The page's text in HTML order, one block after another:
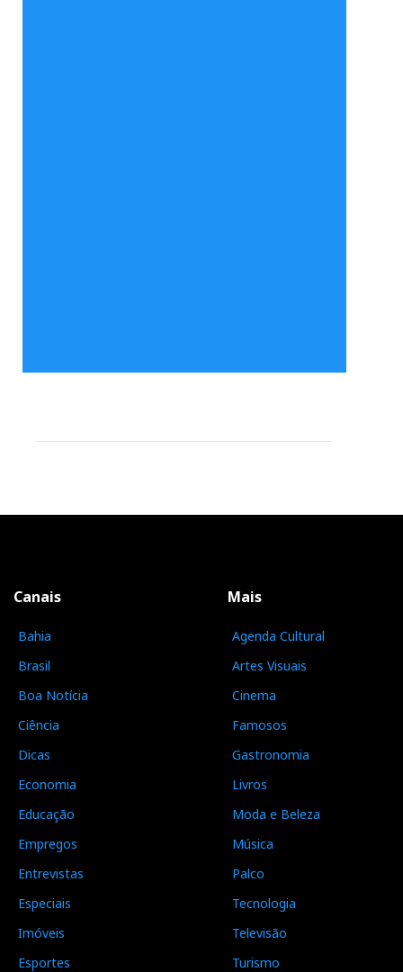
Canais
Bahia
Brasil
Boa Notícia
Ciência
Dicas
Economia
Educação
Empregos
Entrevistas
Especiais
Imóveis
Esportes
Mais
Agenda Cultural
Artes Visuais
Cinema
Famosos
Gastronomia
Livros
Moda e Beleza
Música
Palco
Tecnologia
Televisão
Turismo